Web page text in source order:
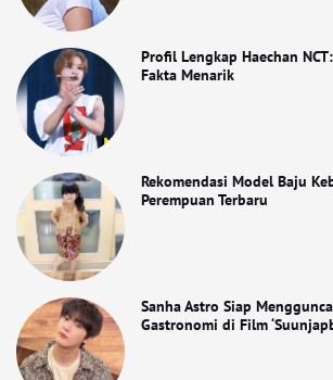
Profil Lengkap Haechan
Fakta Menarik
Rekomendasi Model Baju
Perempuan Terbaru
Sanha Astro Siap
Gastronomi di Film